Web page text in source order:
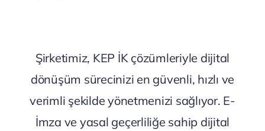
Şirketimiz, KEP İK çözümleriyle dijital
dönüşüm sürecinizi en güvenli, hızlı ve
verimli şekilde yönetmenizi sağlıyor. E-
İmza ve yasal geçerliliğe sahip dijital